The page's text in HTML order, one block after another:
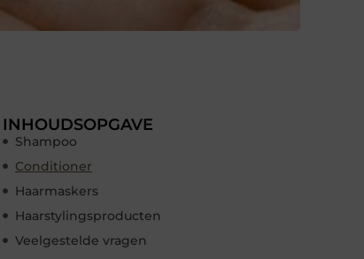
INHOUDSOPGAVE
Shampoo
Conditioner
Haarmaskers
Haarstylingsproducten
Veelgestelde vragen